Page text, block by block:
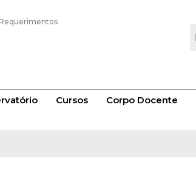
Requerimentos
Cursos Corpo Docente